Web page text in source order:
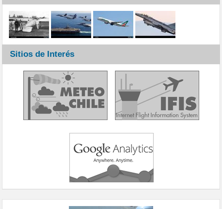
Sitios de Interés